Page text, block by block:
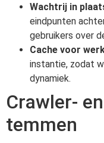
Wachtrij in
eindpunten
gebruikers over
Cache voor
instantie, zodat
dynamiek.
Crawler-
temmen